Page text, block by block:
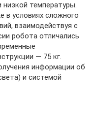
низкой температуры.
в условиях сложного
взаимодействуя с
робота отличались
— 75 кг.
информации об
и системой